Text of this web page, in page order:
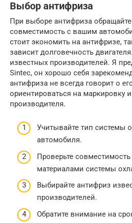
Выбор антифриза
При выборе антифриза
совместимость с вашим
стоит экономить на антифризе,
зависит долговечность
известных производителей. Я
Sintec, он хорошо себя
антифриза не всегда говорит о
ориентироваться на маркировку
производителя.
Учитывайте тип системы
автомобиля.
Проверьте
материалами системы
Выбирайте антифриз
производителей.
Обратите внимание на